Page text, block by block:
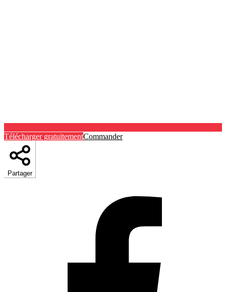
Télécharger gratuitementCommander
Partager